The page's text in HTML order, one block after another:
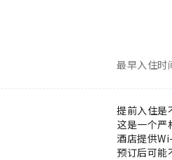
最早入住时
提前入住是
这是一个严
酒店提供
预订后可能